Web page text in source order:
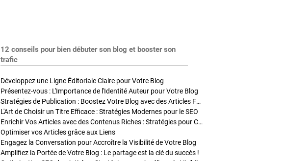
12 conseils pour bien débuter son blog et booster son
trafic
Développez une Ligne Éditoriale Claire pour Votre Blog
Présentez-vous : L'Importance de l'Identité Auteur pour Votre Blog
Stratégies de Publication : Boostez Votre Blog avec des Articles Fréquents et Exclusifs
L'Art de Choisir un Titre Efficace : Stratégies Modernes pour le SEO
Enrichir Vos Articles avec des Contenus Riches : Stratégies pour Captiver et Optimiser
Optimiser vos Articles grâce aux Liens
Engagez la Conversation pour Accroître la Visibilité de Votre Blog
Amplifiez la Portée de Votre Blog : Le partage est la clé du succès !